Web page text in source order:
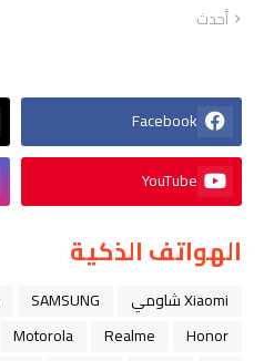
أحدث
Facebook
YouTube
الهواتف الذكية
Xiaomi شاومي SAMSUNG
Honor
Realme
Motorola